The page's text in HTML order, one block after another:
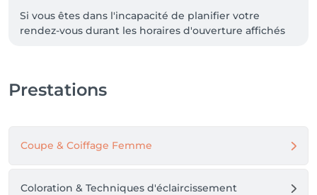
Si vous êtes dans l'incapacité de planifier votre
rendez-vous durant les horaires d'ouverture affichés
Les rendez-vous à domiciles sont également planifiés
Prestations
Coupe & Coiffage Femme
Coloration & Techniques d'éclaircissement